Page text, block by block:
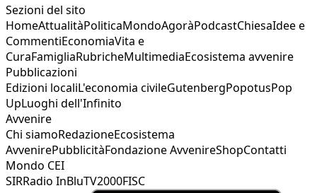
Sezioni del sito
HomeAttualitàPoliticaMondoAgoràPodcastChiesaIdee e
CommentiEconomiaVita e
CuraFamigliaRubricheMultimediaEcosistema avvenire
Pubblicazioni
Edizioni localiL'economia civileGutenbergPopotusPop
UpLuoghi dell'Infinito
Avvenire
Chi siamoRedazioneEcosistema
AvvenirePubblicitàFondazione AvvenireShopContatti
Mondo CEI
SIRRadio InBluTV2000FISC